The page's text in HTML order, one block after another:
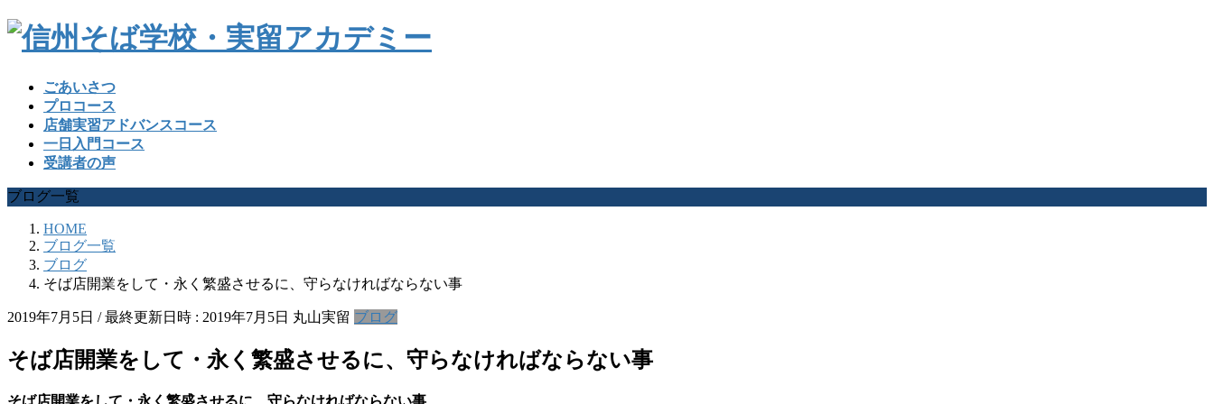
ごあいさつ
プロコース
店舗実習アドバンスコース
一日入門コース
受講者の声
ブログ一覧
HOME
ブログ一覧
ブログ
そば店開業をして・永く繁盛させるに、守らなければならない事
2019年7月5日 / 最終更新日時 : 2019年7月5日 丸山実留 ブログ
そば店開業をして・永く繁盛させるに、守らなければならない事
そば店開業をして・永く繁盛させるに、守らなければならない事